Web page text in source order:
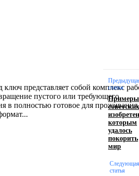
представляет собой комплекс
пустого или требующего
в полностью готовое для проживания
статья
Примеры
советских
которым
удалось
покорить
мир
Следующая
статья